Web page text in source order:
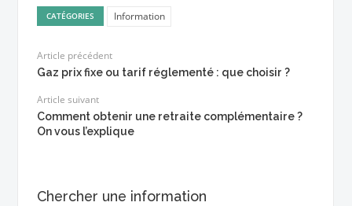
CATÉGORIES Information
Article précédent
Gaz prix fixe ou tarif réglementé : que choisir ?
Article suivant
Comment obtenir une retraite complémentaire ?
On vous l’explique
Chercher une information